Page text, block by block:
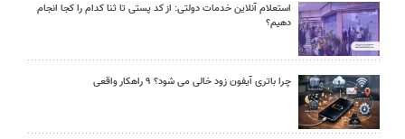
استعلام آنلاین خدمات دولتی: از کد پستی تا ثنا کدام را کجا انجام
دهیم؟
چرا باتری آیفون زود خالی می شود؟ ۹ راهکار واقعی